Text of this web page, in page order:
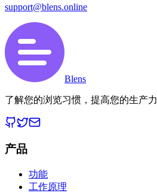
support@blens.online
Blens
了解您的浏览习惯，提高您的生产力
产品
功能
工作原理